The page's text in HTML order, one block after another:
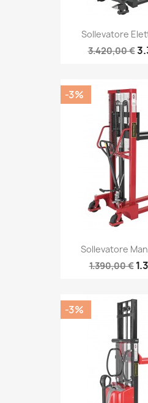
Sollevatore
3.420,00 €
Sollevatore
1.390,00 €
-3%
-3%